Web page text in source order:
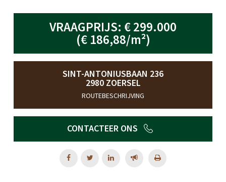
VRAAGPRIJS: € 299.000
(€ 186,88/m²)
SINT-ANTONIUSBAAN 236
2980 ZOERSEL
ROUTEBESCHRIJVING
CONTACTEER ONS